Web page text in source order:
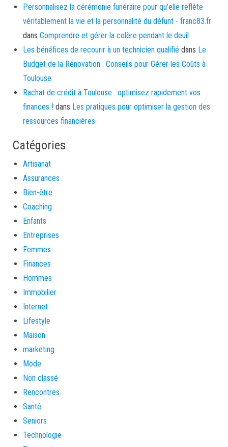
Personnalisez la cérémonie funéraire pour qu'elle reflète
véritablement la vie et la personnalité du défunt - franc83.fr
dans Comprendre et gérer la colère pendant le deuil
Les bénéfices de recourir à un technicien qualifié dans Le
Budget de la Rénovation : Conseils pour Gérer les Coûts à
Toulouse
Rachat de crédit à Toulouse : optimisez rapidement vos
finances ! dans Les pratiques pour optimiser la gestion des
ressources financières
Catégories
Artisanat
Assurances
Bien-être
Coaching
Enfants
Entreprises
Femmes
Finances
Hommes
Immobilier
Internet
Lifestyle
Maison
marketing
Mode
Non classé
Rencontres
Santé
Seniors
Technologie